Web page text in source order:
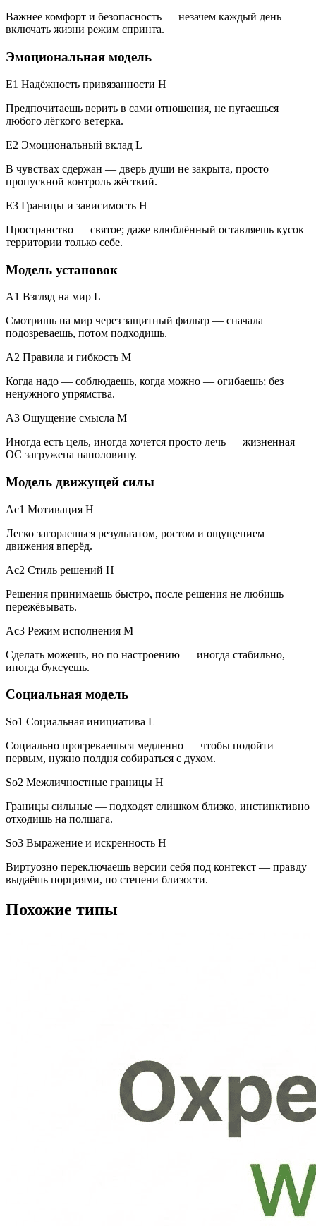
Важнее комфорт и безопасность — незачем каждый день
включать жизни режим спринта.
Эмоциональная модель
E1 Надёжность привязанности H
Предпочитаешь верить в сами отношения, не пугаешься
любого лёгкого ветерка.
E2 Эмоциональный вклад L
В чувствах сдержан — дверь души не закрыта, просто
пропускной контроль жёсткий.
E3 Границы и зависимость H
Пространство — святое; даже влюблённый оставляешь кусок
территории только себе.
Модель установок
A1 Взгляд на мир L
Смотришь на мир через защитный фильтр — сначала
подозреваешь, потом подходишь.
A2 Правила и гибкость M
Когда надо — соблюдаешь, когда можно — огибаешь; без
ненужного упрямства.
A3 Ощущение смысла M
Иногда есть цель, иногда хочется просто лечь — жизненная
ОС загружена наполовину.
Модель движущей силы
Ac1 Мотивация H
Легко загораешься результатом, ростом и ощущением
движения вперёд.
Ac2 Стиль решений H
Решения принимаешь быстро, после решения не любишь
пережёвывать.
Ac3 Режим исполнения M
Сделать можешь, но по настроению — иногда стабильно,
иногда буксуешь.
Социальная модель
So1 Социальная инициатива L
Социально прогреваешься медленно — чтобы подойти
первым, нужно полдня собираться с духом.
So2 Межличностные границы H
Границы сильные — подходят слишком близко, инстинктивно
отходишь на полшага.
So3 Выражение и искренность H
Виртуозно переключаешь версии себя под контекст — правду
выдаёшь порциями, по степени близости.
Похожие типы